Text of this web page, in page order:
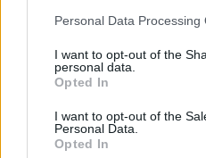
Personal Data Processing
I want to opt-out of the
personal data.
Opted In
I want to opt-out of the
Personal Data.
Opted In
spregevoli
passioni, si è
piaceri del corpo e
breve tempo della
rovinosa lussuria,